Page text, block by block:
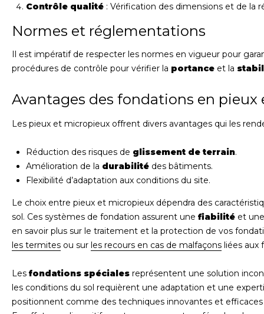
Contrôle qualité : Vérification des dimensions et de la
Normes et réglementations
Il est impératif de respecter les normes en vigueur pour
procédures de contrôle pour vérifier la portance et la
Avantages des fondations en
Les pieux et micropieux offrent divers avantages qui les
Réduction des risques de glissement de terrain.
Amélioration de la durabilité des bâtiments.
Flexibilité d’adaptation aux conditions du site.
Le choix entre pieux et micropieux dépendra des
sol. Ces systèmes de fondation assurent une fiabilité et
en savoir plus sur le traitement et la protection de vos
les termites ou sur les recours en cas de malfaçons liées aux
Les fondations spéciales représentent une solution
les conditions du sol requièrent une adaptation et une
positionnent comme des techniques innovantes et